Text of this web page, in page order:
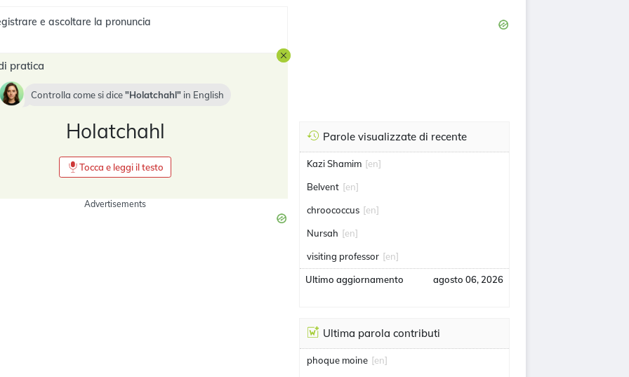
e ascoltare la pronuncia
pratica
Controlla come si dice Holatchahl in English
Holatchahl
Tocca e leggi il testo
Advertisements
Parole visualizzate di recente
Kazi Shamim [en]
Belvent [en]
chroococcus [en]
Nursah [en]
visiting professor [en]
Ultimo aggiornamento agosto 06, 2026
Ultima parola contributi
phoque moine [en]